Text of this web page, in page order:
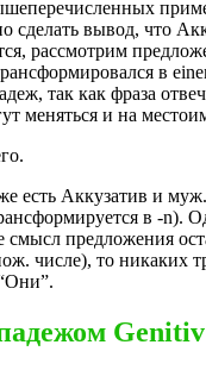
вывод, что
рассмотрим
в
так как фраза
меняться и на
есть Аккузатив и
в -n).
предложения
числе), то никаких
Genitiv